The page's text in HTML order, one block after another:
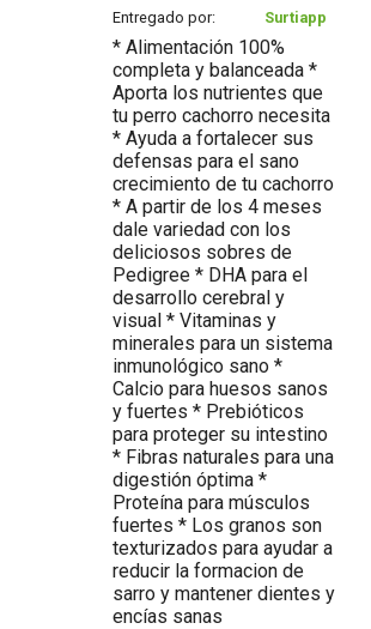
Entregado por: Surtiapp
* Alimentación 100%
completa y balanceada *
Aporta los nutrientes que
tu perro cachorro necesita
* Ayuda a fortalecer sus
defensas para el sano
crecimiento de tu cachorro
* A partir de los 4 meses
dale variedad con los
deliciosos sobres de
Pedigree * DHA para el
desarrollo cerebral y
visual * Vitaminas y
minerales para un sistema
inmunológico sano *
Calcio para huesos sanos
y fuertes * Prebióticos
para proteger su intestino
* Fibras naturales para una
digestión óptima *
Proteína para músculos
fuertes * Los granos son
texturizados para ayudar a
reducir la formacion de
sarro y mantener dientes y
encías sanas